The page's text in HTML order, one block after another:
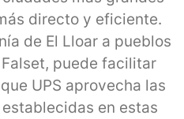
directo y eficiente.
de El Lloar a pueblos
puede facilitar
UPS aprovecha las
en estas